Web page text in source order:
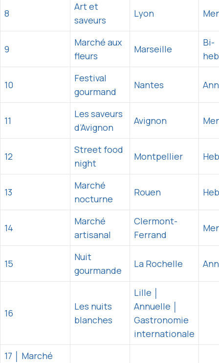
8
Art et
saveurs
Lyon
9
Marché aux
fleurs
Marseille
Bi-
10
Festival
gourmand
Nantes
11
Les saveurs
d’Avignon
Avignon
12
Street food
night
Montpellier
13
Marché
nocturne
Rouen
14
Marché
artisanal
Clermont-
Ferrand
15
Nuit
gourmande
La Rochelle
16
Les nuits
blanches
Lille │
Annuelle │
Gastronomie
internationale
17 │ Marché